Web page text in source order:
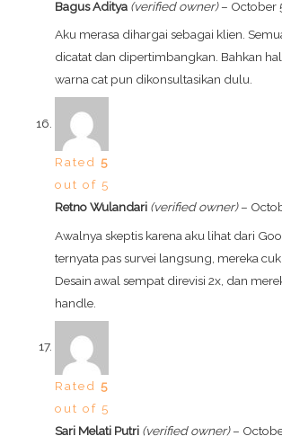
Bagus Aditya (verified owner) – October
Aku merasa dihargai sebagai klien.
dicatat dan dipertimbangkan. Bahkan
warna cat pun dikonsultasikan dulu.
Rated5
out of 5
Retno Wulandari (verified owner) –
Awalnya skeptis karena aku lihat dari
ternyata pas survei langsung, mereka
Desain awal sempat direvisi 2x, dan
handle.
Rated5
out of 5
Sari Melati Putri (verified owner) –